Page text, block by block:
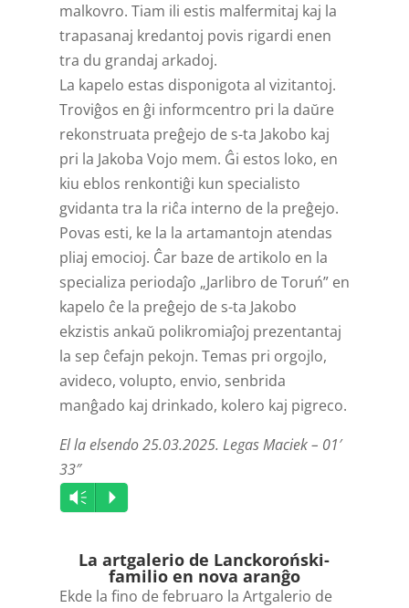
malkovro. Tiam ili estis malfermitaj kaj la
trapasanaj kredantoj povis rigardi enen
tra du grandaj arkadoj.
La kapelo estas disponigota al vizitantoj.
Troviĝos en ĝi informcentro pri la daŭre
rekonstruata preĝejo de s-ta Jakobo kaj
pri la Jakoba Vojo mem. Ĝi estos loko, en
kiu eblos renkontiĝi kun specialisto
gvidanta tra la riĉa interno de la preĝejo.
Povas esti, ke la la artamantojn atendas
pliaj emocioj. Ĉar baze de artikolo en la
specializa periodaĵo „Jarlibro de Toruń” en
kapelo ĉe la preĝejo de s-ta Jakobo
ekzistis ankaŭ polikromiaĵoj prezentantaj
la sep ĉefajn pekojn. Temas pri orgojlo,
avideco, volupto, envio, senbrida
manĝado kaj drinkado, kolero kaj pigreco.
El la elsendo 25.03.2025. Legas Maciek – 01′
33″
Audio
Player
Vm P
La artgalerio de Lanckoroński-
familio en nova aranĝo
Ekde la fino de februaro la Artgalerio de